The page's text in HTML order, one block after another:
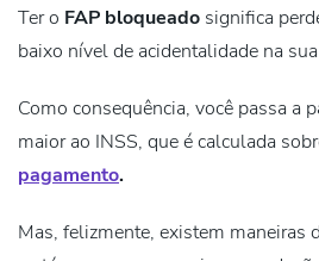
Ter o FAP bloqueado significa
baixo nível de acidentalidade na
Como consequência, você passa a
maior ao INSS, que é calculada
pagamento.
Mas, felizmente, existem maneiras